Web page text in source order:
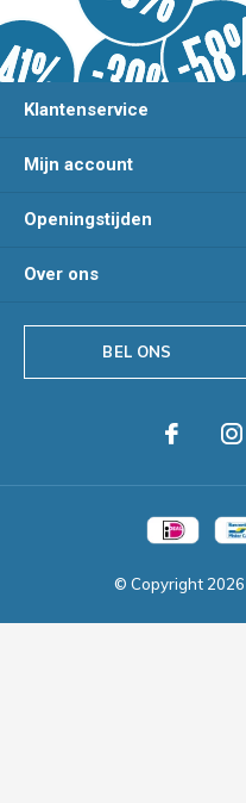
Klantenservice
Mijn account
Openingstijden
Over ons
BEL ONS
© Copyright 2026